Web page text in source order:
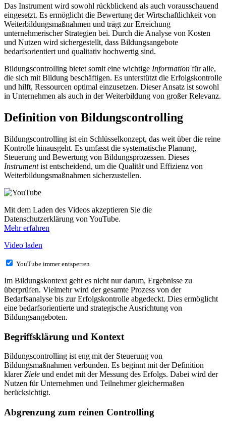
Das Instrument wird sowohl rückblickend als auch vorausschauend
eingesetzt. Es ermöglicht die Bewertung der Wirtschaftlichkeit von
Weiterbildungsmaßnahmen und trägt zur Erreichung
unternehmerischer Strategien bei. Durch die Analyse von Kosten
und Nutzen wird sichergestellt, dass Bildungsangebote
bedarfsorientiert und qualitativ hochwertig sind.
Bildungscontrolling bietet somit eine wichtige Information für alle,
die sich mit Bildung beschäftigen. Es unterstützt die Erfolgskontrolle
und hilft, Ressourcen optimal einzusetzen. Dieser Ansatz ist sowohl
in Unternehmen als auch in der Weiterbildung von großer Relevanz.
Definition von Bildungscontrolling
Bildungscontrolling ist ein Schlüsselkonzept, das weit über die reine
Kontrolle hinausgeht. Es umfasst die systematische Planung,
Steuerung und Bewertung von Bildungsprozessen. Dieses
Instrumentist entscheidend, um die Qualität und Effizienz von
Weiterbildungsmaßnahmen sicherzustellen.
Mit dem Laden des Videos akzeptieren Sie die
Datenschutzerklärung von YouTube.
Mehr erfahren
Video laden
YouTube immer entsperren
Im Bildungskontext geht es nicht nur darum, Ergebnisse zu
überprüfen. Vielmehr wird der gesamte Prozess von der
Bedarfsanalyse bis zur Erfolgskontrolle abgedeckt. Dies ermöglicht
eine bedarfsorientierte und strategische Ausrichtung von
Bildungsangeboten.
Begriffsklärung und Kontext
Bildungscontrolling ist eng mit der Steuerung von
Bildungsmaßnahmen verbunden. Es beginnt mit der Definition
klarerZiele und endet mit der Messung des Erfolgs. Dabei wird der
Nutzen für Unternehmen und Teilnehmer gleichermaßen
berücksichtigt.
Abgrenzung zum reinen Controlling